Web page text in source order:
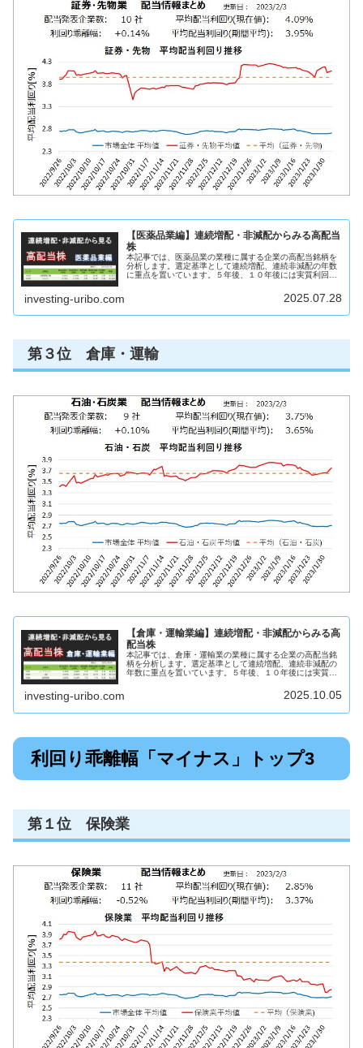
【医薬品業編】連続増配・非減配からみる高配当
株
本記事では、医薬品業の業種に属する企業の高配当銘柄を
分析します。選定基準として連続増配、連続非減配の年数
に重点を置いています。５年後、１０年後には実質利回り
investing-uribo.com 2025.07.28
第３位 倉庫・運輸
【倉庫・運輸業編】連続増配・非減配からみる高
配当株
本記事では、倉庫・運輸業の業種に属する企業の高配当銘
柄を分析します。選定基準として連続増配、連続非減配の
年数に重点を置いています。５年後、１０年後には実質利
investing-uribo.com 2025.10.05
利回り乖離幅「マイナス」トップ3
第１位 保険業